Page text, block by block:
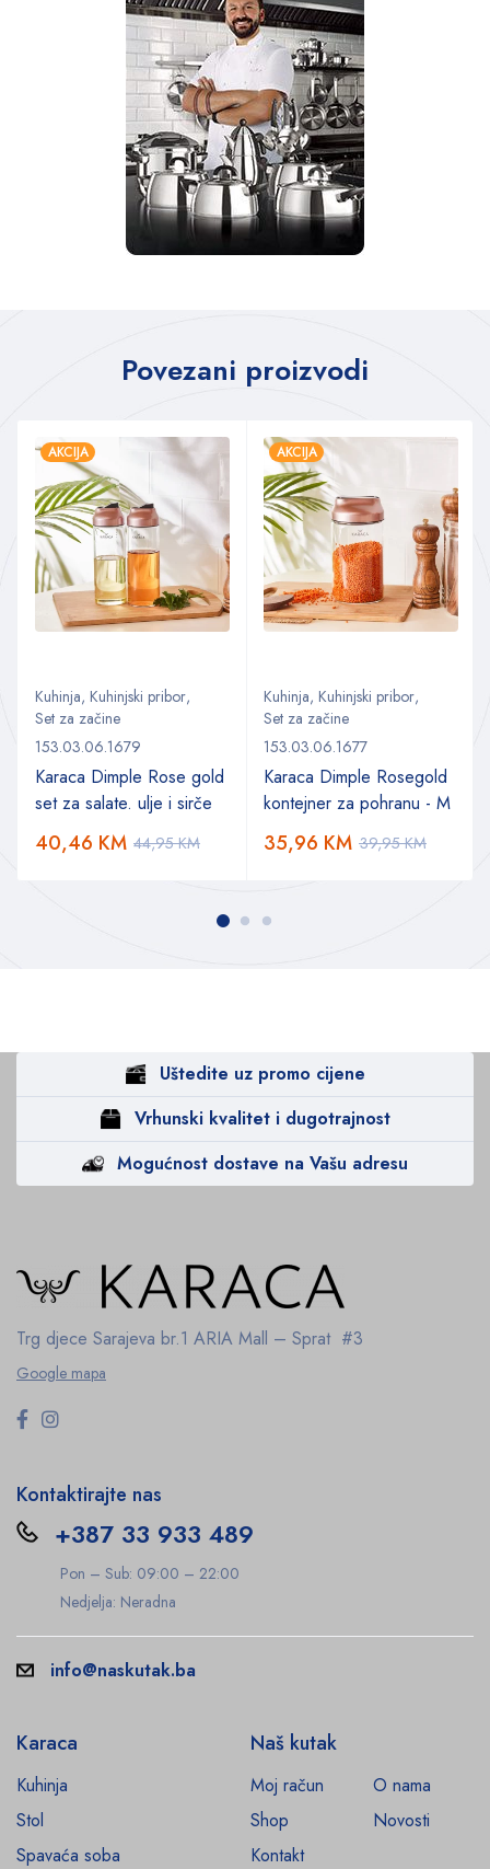
Povezani proizvodi
AKCIJA
Kuhinja, Kuhinjski pribor,
Set za začine
153.03.06.1679
Karaca Dimple Rose gold
set za salate. ulje i sirče
44,95KM
40,46 KM
AKCIJA
Kuhinja, Kuhinjski pribor,
Set za začine
153.03.06.1677
Karaca Dimple Rosegold
kontejner za pohranu - M
39,95KM
35,96 KM
Uštedite uz promo cijene
Vrhunski kvalitet i dugotrajnost
Mogućnost dostave na Vašu adresu
Trg djece Sarajeva br.1 ARIA Mall – Sprat #3
Google mapa
Kontaktirajte nas
+387 33 933 489
Pon – Sub: 09:00 – 22:00
Nedjelja: Neradna
info@naskutak.ba
Karaca
Kuhinja
Stol
Spavaća soba
Naš kutak
Moj račun
O nama
Shop
Novosti
Kontakt